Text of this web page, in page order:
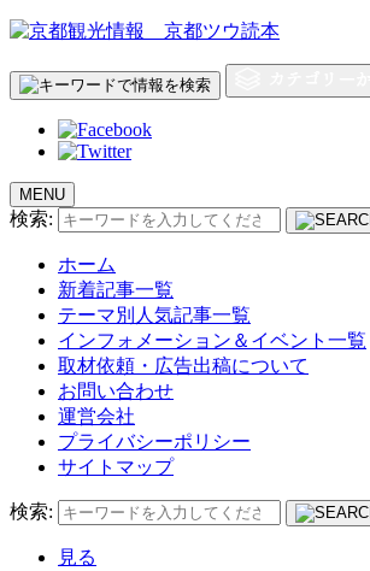
MENU
検索:
ホーム
新着記事一覧
テーマ別人気記事一覧
インフォメーション＆イベント一覧
取材依頼・広告出稿について
お問い合わせ
運営会社
プライバシーポリシー
サイトマップ
検索:
見る